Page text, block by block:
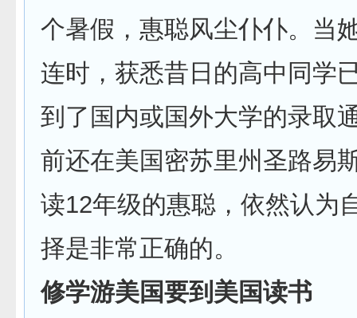
个暑假，惠聪风尘仆仆。当
连时，获悉昔日的高中同学
到了国内或国外大学的录取
前还在美国密苏里州圣路易
读12年级的惠聪，依然认为
择是非常正确的。
修学游美国要到美国读书